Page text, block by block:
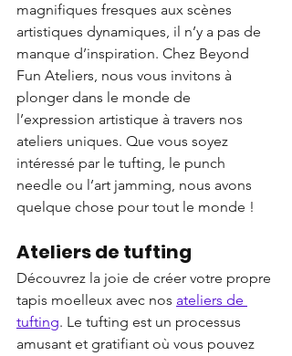
magnifiques fresques aux scènes
artistiques dynamiques, il n’y a pas de
manque d’inspiration. Chez Beyond
Fun Ateliers, nous vous invitons à
plonger dans le monde de
l’expression artistique à travers nos
ateliers uniques. Que vous soyez
intéressé par le tufting, le punch
needle ou l’art jamming, nous avons
quelque chose pour tout le monde !
Ateliers de tufting
Découvrez la joie de créer votre propre
tapis moelleux avec nos ateliers de
tufting. Le tufting est un processus
amusant et gratifiant où vous pouvez